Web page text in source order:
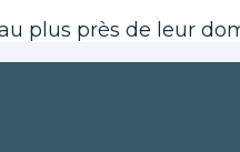
plus près de leur